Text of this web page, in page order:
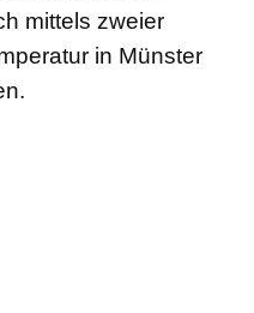
mittels zweier
in Münster